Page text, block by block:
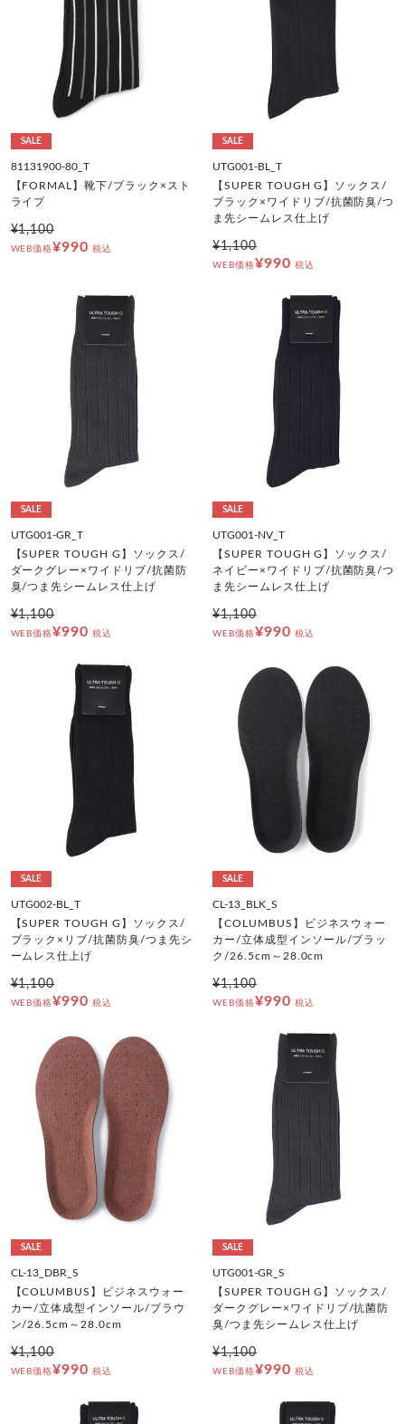
SALE
81131900-80_T
【FORMAL】靴下/ブラック×スト
ライプ
¥1,100
WEB価格¥990 税込
SALE
UTG001-BL_T
【SUPER TOUGH G】ソックス/
ブラック×ワイドリブ/抗菌防臭/つ
ま先シームレス仕上げ
¥1,100
WEB価格¥990 税込
SALE
UTG001-GR_T
【SUPER TOUGH G】ソックス/
ダークグレー×ワイドリブ/抗菌防
臭/つま先シームレス仕上げ
¥1,100
WEB価格¥990 税込
SALE
UTG001-NV_T
【SUPER TOUGH G】ソックス/
ネイビー×ワイドリブ/抗菌防臭/つ
ま先シームレス仕上げ
¥1,100
WEB価格¥990 税込
SALE
UTG002-BL_T
【SUPER TOUGH G】ソックス/
ブラック×リブ/抗菌防臭/つま先シ
ームレス仕上げ
¥1,100
WEB価格¥990 税込
SALE
CL-13_BLK_S
【COLUMBUS】ビジネスウォー
カー/立体成型インソール/ブラッ
ク/26.5cm～28.0cm
¥1,100
WEB価格¥990 税込
SALE
CL-13_DBR_S
【COLUMBUS】ビジネスウォー
カー/立体成型インソール/ブラウ
ン/26.5cm～28.0cm
¥1,100
WEB価格¥990 税込
SALE
UTG001-GR_S
【SUPER TOUGH G】ソックス/
ダークグレー×ワイドリブ/抗菌防
臭/つま先シームレス仕上げ
¥1,100
WEB価格¥990 税込